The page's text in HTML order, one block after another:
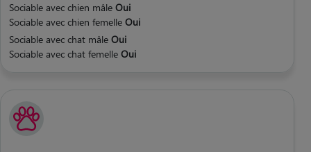
Sociable avec chien mâle Oui
Sociable avec chien femelle Oui
Sociable avec chat mâle Oui
Sociable avec chat femelle Oui